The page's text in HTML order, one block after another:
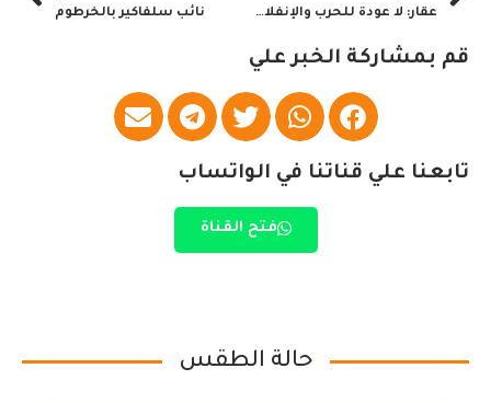
عقار: لا عودة للحرب والإنفلات الأمني يجب حسمه نائب سلفاكير بالخرطوم
قم بمشاركة الخبر علي
تابعنا علي قناتنا في الواتساب
فتح القناة
حالة الطقس